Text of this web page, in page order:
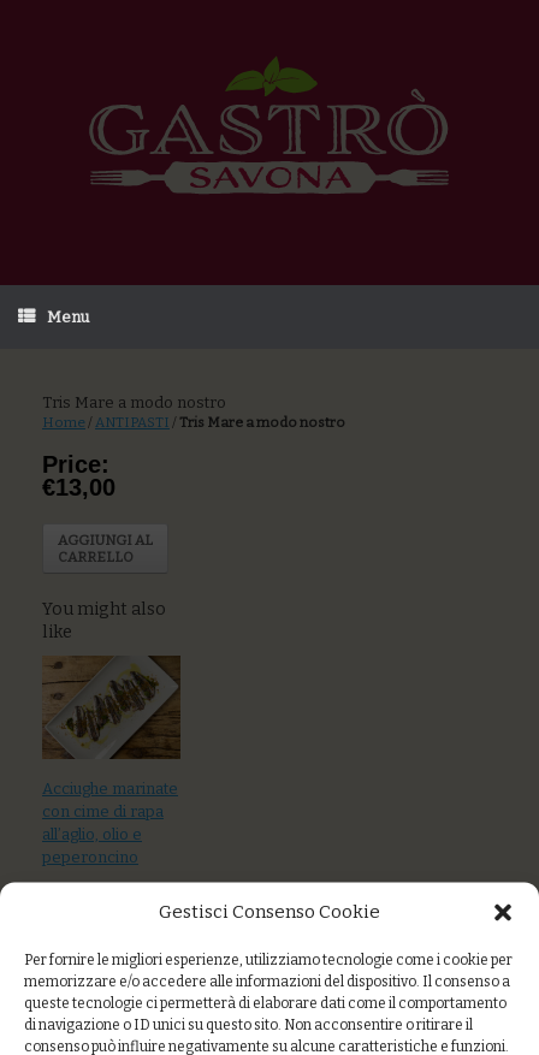
Gestisci Consenso Cookie
Per fornire le migliori esperienze, utilizziamo tecnologie come i cookie per
memorizzare e/o accedere alle informazioni del dispositivo. Il consenso a
queste tecnologie ci permetterà di elaborare dati come il comportamento
di navigazione o ID unici su questo sito. Non acconsentire o ritirare il
consenso può influire negativamente su alcune caratteristiche e funzioni.
Menu
Tris Mare a modo nostro
Home /ANTIPASTI /Tris Mare a modo nostro
Price:
€13,00
AGGIUNGI AL
CARRELLO
You might also
like
Acciughe marinate
con cime di rapa
all’aglio, olio e
peperoncino
campo su crema
di batata rossa
Torta di borragine
e ricotta